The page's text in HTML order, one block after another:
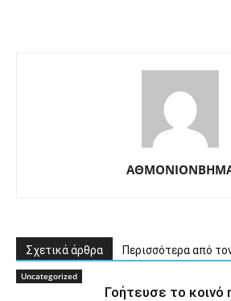
Σχετικά άρθρα Περισσότερα από
Uncategorized
Γοήτευσε το κοινό